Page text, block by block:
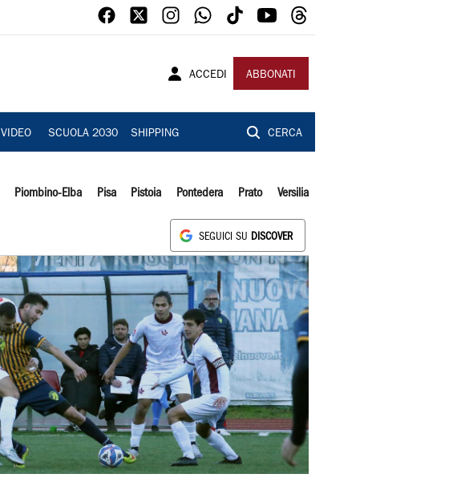
ACCEDI ABBONATI
VIDEO SCUOLA 2030 SHIPPING CERCA
Piombino-Elba Pisa Pistoia Pontedera Prato Versilia
SEGUICI SU DISCOVER